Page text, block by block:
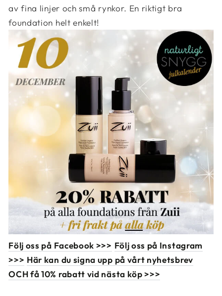
av fina linjer och små rynkor. En riktigt bra
foundation helt enkelt!
Följ oss på Facebook >>> Följ oss på Instagram
>>> Här kan du signa upp på vårt nyhetsbrev
OCH få 10% rabatt vid nästa köp >>>